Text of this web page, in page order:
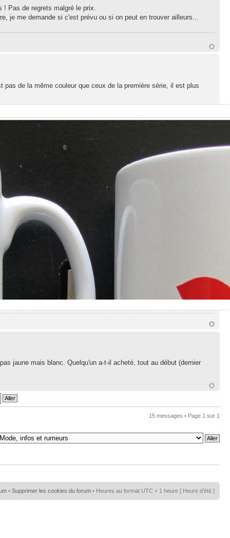
Pas de regrets malgré le prix.
je me demande si c'est prévu ou si on peut en trouver ailleurs...
de la même couleur que ceux de la première série, il est plus
jaune mais blanc. Quelqu'un a-t-il acheté, tout au début (dernier
15 messages • Page 1 sur 1
• Supprimer les cookies du forum • Heures au format UTC + 1 heure [ Heure d’été ]